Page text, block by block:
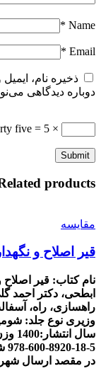
Name
*
Email
*
ذخیره نام،
دوباره دیدگاهی
× 5 = forty five
products
مقایسه
قیر اصلاح و
نام کتاب: قیر اصلاح
ابطحی، دکتر احمد
راهسازی، راه،
وزیری نوع جلد:
سال انتشار:1400
وزن:
5-18-8920-600-978
در مقصد ارسال شهرستان: 35 هزار تومان